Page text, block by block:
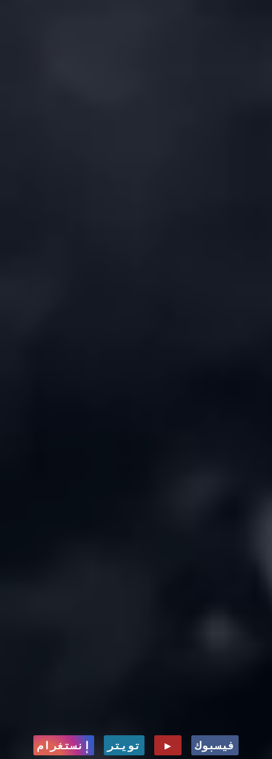
فيسبوك ▶ تويتر إنستغرام